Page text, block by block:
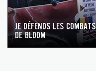
JE DÉFENDS LES COMBATS
DE BLOOM